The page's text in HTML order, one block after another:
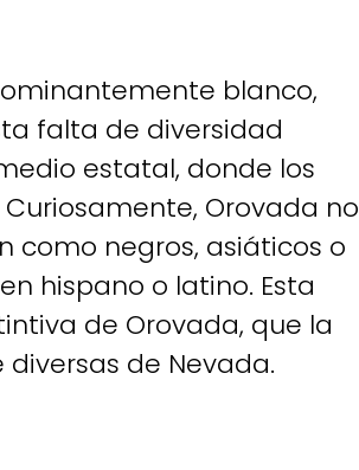
blanco,
falta de diversidad
estatal, donde los
Orovada no
como negros, asiáticos o
hispano o latino. Esta
de Orovada, que la
de Nevada.